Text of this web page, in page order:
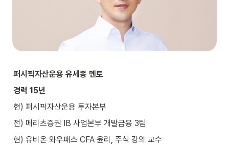
퍼시픽자산운용 유세종 멘토
경력 15년
현) 퍼시픽자산운용 투자본부
전) 메리츠증권 IB 사업본부 개발금융 3팀
현) 유비온 와우패스 CFA 윤리, 주식 강의 교수